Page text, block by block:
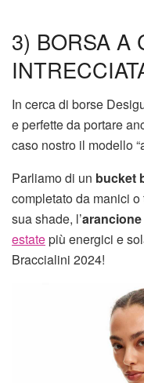
3) BORSA A
In cerca di borse
e perfette da portare
caso nostro il modello
Parliamo di un bucket
completato da manici
sua shade, l’arancione
estatepiù energici e
Braccialini 2024!